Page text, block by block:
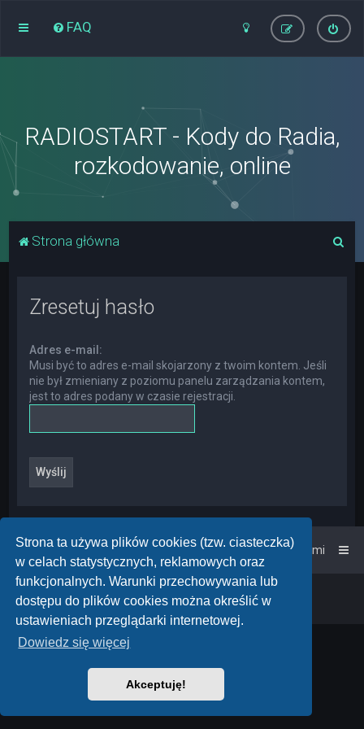
Strona ta używa plików cookies (tzw. ciasteczka)
w celach statystycznych, reklamowych oraz
funkcjonalnych. Warunki przechowywania lub
dostępu do plików cookies można określić w
ustawieniach przeglądarki internetowej.
Dowiedz się więcej
Akceptuję!
FAQ
RADIOSTART - Kody do Radia,
rozkodowanie, online
Strona główna
Zresetuj hasło
Adres e-mail:
Musi być to adres e-mail skojarzony z twoim kontem. Jeśli
nie był zmieniany z poziomu panelu zarządzania kontem,
jest to adres podany w czasie rejestracji.
Strona główna Kontakt z nami
Powered by phpBB • Design by
PlanetStyles
Polski pakiet językowy dostarczaphpBB.pl